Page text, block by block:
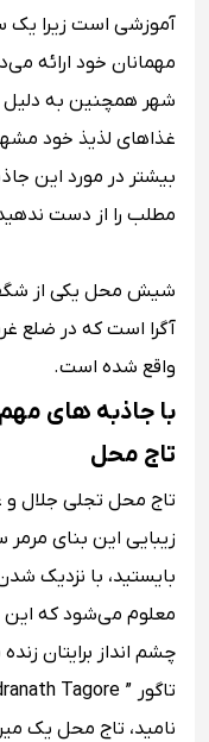
آموزشی است زیرا یک
مهمانان خود ارائه
شهر همچنین به
غذاهای لذیذ خود
بیشتر در مورد این
مطلب را از دست
شیش محل یکی از
واقع شده است.
با جاذبه‌ های
تاج محل
تاج محل تجلی جلال
زیبایی این بنای
بایستید، با نزدیک
معلوم می‌شود که
چشم انداز برایتان
نامید، تاج محل یک